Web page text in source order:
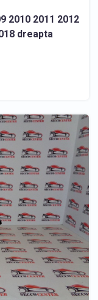
2010 2011 2012
dreapta